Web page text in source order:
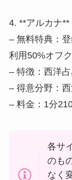
4. **アルカナ**
– 無料特典：
利用50%オフ
– 特徴：西洋
– 得意分野：
– 料金：1分
各サ
のも
なく